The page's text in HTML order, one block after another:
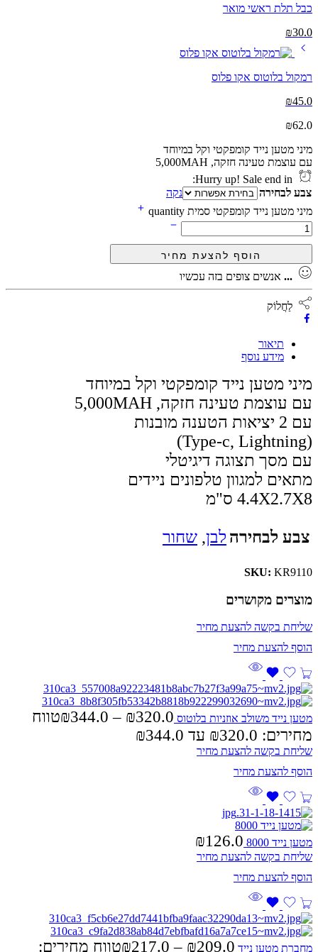
כבל תלת ראשי מואר
₪30.0
רמקול בלוטוס אקו פלוס
₪45.0
₪62.0
מיני מטען נייד קומפקטי וקל במיוחד
עם עוצמת טעינה חזקה, 5,000MAH
צבע לבחירה
נקה
מיני מטען נייד קומפקטי סמית quantity
... אנשים צופים בזה עכשיו
לַחֲלוֹק
תיאור
מידע נוסף
מיני מטען נייד קומפקטי וקל במיוחד
עם עוצמת טעינה חזקה, 5,000MAH
עם 2 יציאות הטענה מובנות
(Type-c, Lightning)
עם מסך תצוגה דיגיטלי
מתאים למגוון טלפונים ניידים
4.4X2.7X8 ס"מ
צבע לבחירה לבן, שחור
SKU: KR9110
מוצרים מקושרים
שליחת בקשה להצעת מחיר
מטען נייד משולב אוזניות בלוטוס ₪320.0
–
₪344.0
טווח
מחירים: ⁦₪320.0⁩ עד ⁦₪344.0⁩
שליחת בקשה להצעת מחיר
מטען נייד 8000 ₪126.0
שליחת בקשה להצעת מחיר
מחברת מטען נייד ₪209.0
–
₪217.0 טווח מחירים: